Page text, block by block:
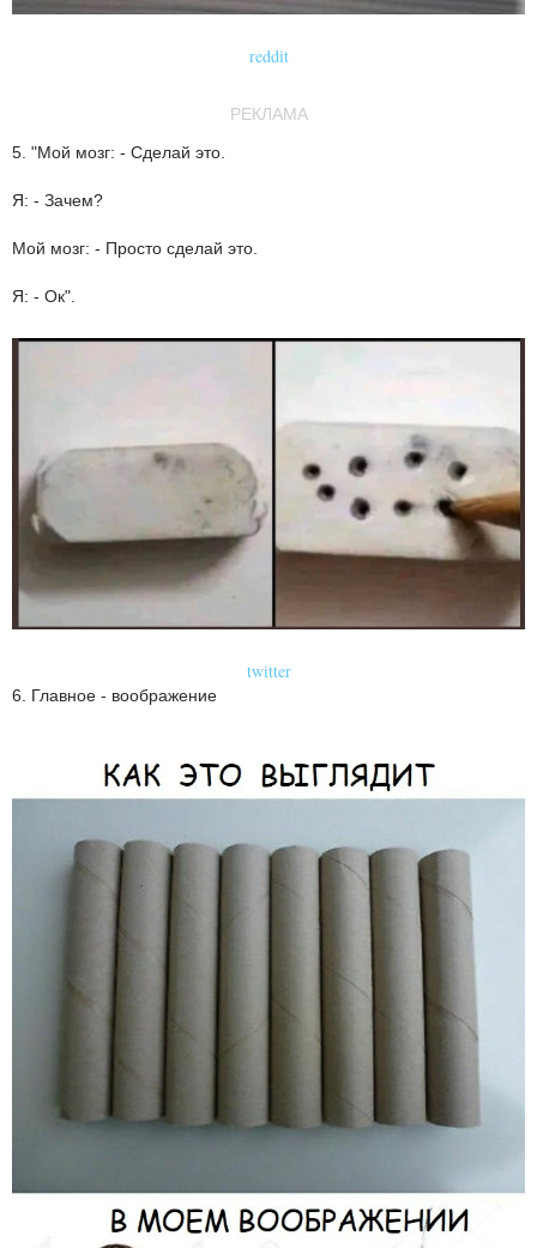
reddit
РЕКЛАМА
5. "Мой мозг: - Сделай это.
Я: - Зачем?
Мой мозг: - Просто сделай это.
Я: - Ок".
twitter
6. Главное - воображение